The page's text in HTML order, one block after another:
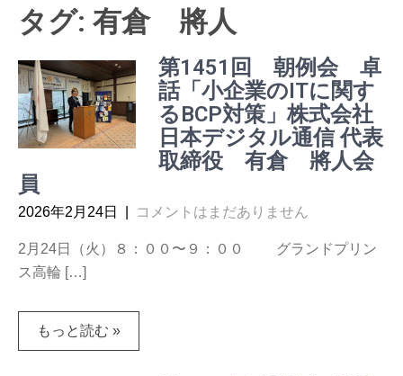
タグ: 有倉 將人
第1451回 朝例会 卓
話「小企業のITに関す
るBCP対策」株式会社
日本デジタル通信 代表
取締役 有倉 將人会
員
2026年2月24日 コメントはまだありません
2月24日（火）８：００〜９：００ グランドプリン
ス高輪 […]
もっと読む »